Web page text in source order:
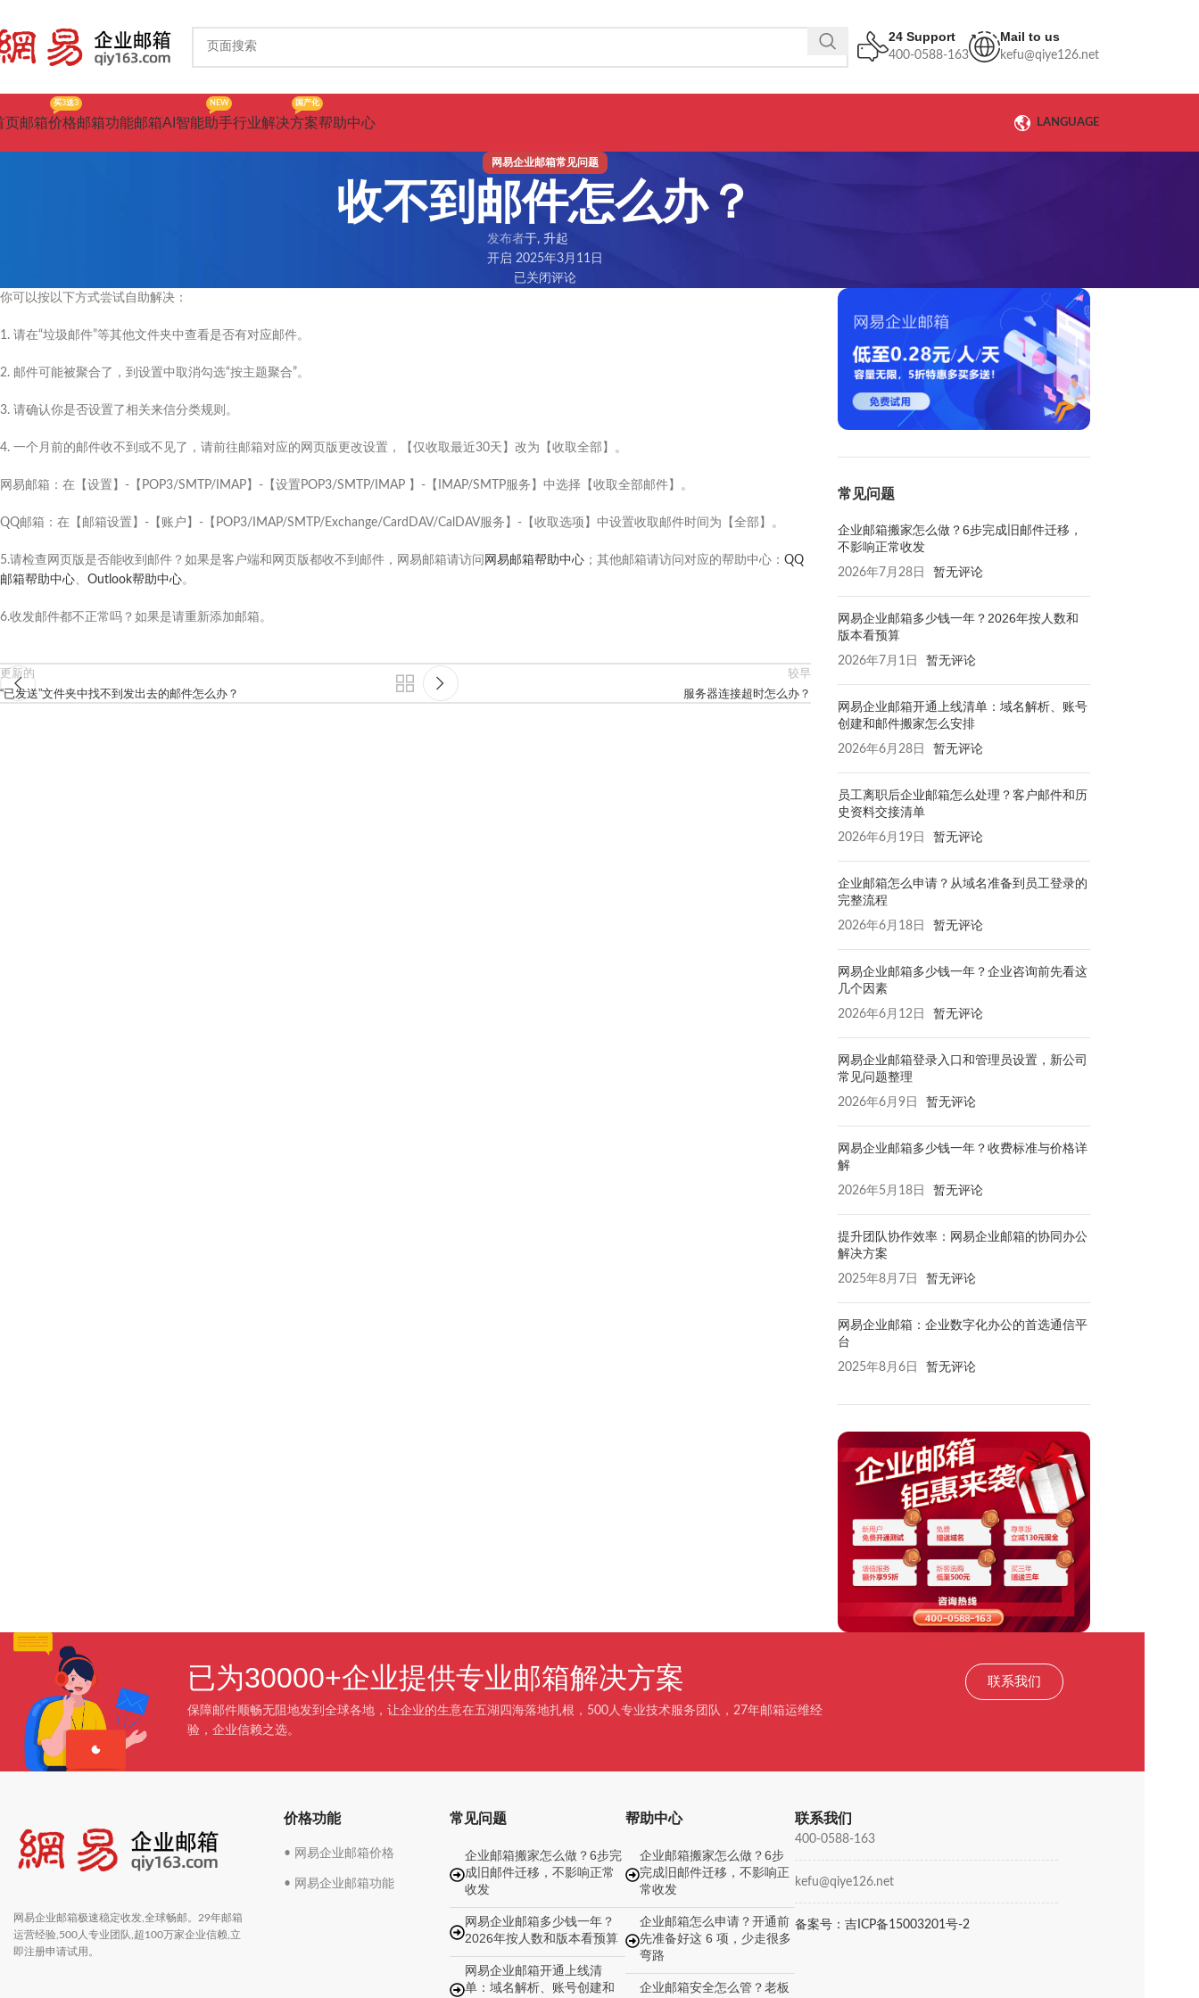
24 Support
400-0588-163
Mail to us
kefu@qiye126.net
页邮箱价格
买3送3
邮箱功能邮箱AI智能助手
NEW
行业解决方案
国产化
帮助中心 LANGUAGE
网易企业邮箱常见问题
收不到邮件怎么办？
发布者于, 升起
开启 2025年3月11日
已关闭评论
你可以按以下方式尝试自助解决：
1. 请在“垃圾邮件”等其他文件夹中查看是否有对应邮件。
2. 邮件可能被聚合了，到设置中取消勾选“按主题聚合”。
3. 请确认你是否设置了相关来信分类规则。
4. 一个月前的邮件收不到或不见了，请前往邮箱对应的网页版更改设置，【仅收取最近30天】改为【收取全部】。
网易邮箱：在【设置】-【POP3/SMTP/IMAP】-【设置POP3/SMTP/IMAP 】-【IMAP/SMTP服务】中选择【收取全部邮件】。
QQ邮箱：在【邮箱设置】-【账户】-【POP3/IMAP/SMTP/Exchange/CardDAV/CalDAV服务】-【收取选项】中设置收取邮件时间为【全部】。
5.请检查网页版是否能收到邮件？如果是客户端和网页版都收不到邮件，网易邮箱请访问 网易邮箱帮助中心 ；其他邮箱请访问对应的帮助中心： QQ
邮箱帮助中心、 Outlook帮助中心。
6.收发邮件都不正常吗？如果是请重新添加邮箱。
更新的
“已发送”文件夹中找不到发出去的邮件怎么办？
较早
服务器连接超时怎么办？
常见问题
企业邮箱搬家怎么做？6步完成旧邮件迁移，
不影响正常收发
2026年7月28日 暂无评论
网易企业邮箱多少钱一年？2026年按人数和
版本看预算
2026年7月1日 暂无评论
网易企业邮箱开通上线清单：域名解析、账号
创建和邮件搬家怎么安排
2026年6月28日 暂无评论
员工离职后企业邮箱怎么处理？客户邮件和历
史资料交接清单
2026年6月19日 暂无评论
企业邮箱怎么申请？从域名准备到员工登录的
完整流程
2026年6月18日 暂无评论
网易企业邮箱多少钱一年？企业咨询前先看这
几个因素
2026年6月12日 暂无评论
网易企业邮箱登录入口和管理员设置，新公司
常见问题整理
2026年6月9日 暂无评论
网易企业邮箱多少钱一年？收费标准与价格详
解
2026年5月18日 暂无评论
提升团队协作效率：网易企业邮箱的协同办公
解决方案
2025年8月7日 暂无评论
网易企业邮箱：企业数字化办公的首选通信平
台
2025年8月6日 暂无评论
已为30000+企业提供专业邮箱解决方案
保障邮件顺畅无阻地发到全球各地，让企业的生意在五湖四海落地扎根，500人专业技术服务团队，27年邮箱运维经
验，企业信赖之选。
联系我们
网易企业邮箱极速稳定收发,全球畅邮。29年邮箱
运营经验,500人专业团队,超100万家企业信赖,立
即注册申请试用。
价格功能
• 网易企业邮箱价格
• 网易企业邮箱功能
常见问题
企业邮箱搬家怎么做？6步完
成旧邮件迁移，不影响正常
收发
网易企业邮箱多少钱一年？
2026年按人数和版本看预算
网易企业邮箱开通上线清
单：域名解析、账号创建和
帮助中心
企业邮箱搬家怎么做？6步
完成旧邮件迁移，不影响正
常收发
企业邮箱怎么申请？开通前
先准备好这 6 项，少走很多
弯路
企业邮箱安全怎么管？老板
联系我们
400-0588-163
kefu@qiye126.net
备案号：吉ICP备15003201号-2